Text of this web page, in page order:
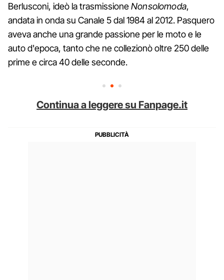
Berlusconi, ideò la trasmissioneNonsolomoda,
andata in onda su Canale 5 dal 1984 al 2012. Pasquero
aveva anche una grande passione per le moto e le
auto d'epoca, tanto che ne collezionò oltre 250 delle
prime e circa 40 delle seconde.
Continua a leggere su Fanpage.it